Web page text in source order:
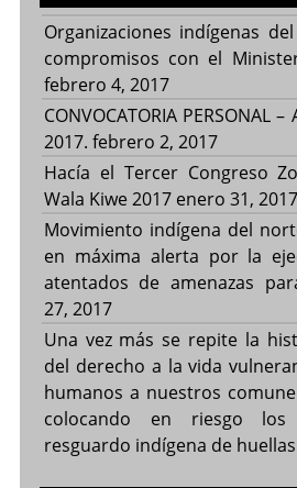
Organizaciones indígenas
compromisos con el
febrero 4, 2017
CONVOCATORIA PERSONAL –
2017. febrero 2, 2017
Hacía el Tercer Congreso
Wala Kiwe 2017 enero 31, 2017
Movimiento indígena del
en máxima alerta por la
atentados de amenazas
27, 2017
Una vez más se repite la
del derecho a la vida
humanos a nuestros
colocando en riesgo los
resguardo indígena de